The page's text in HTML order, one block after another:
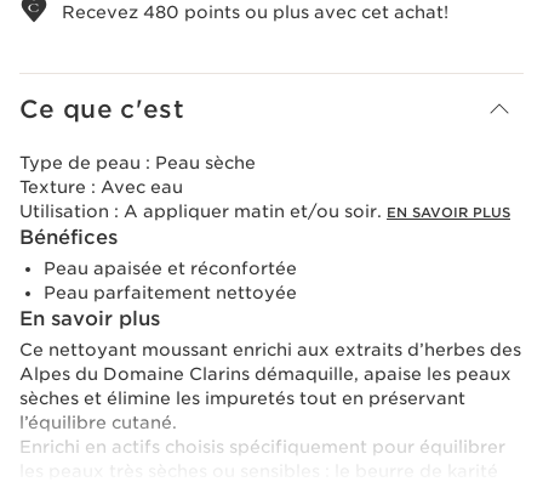
Recevez 480 points ou plus avec cet achat!
Ce que c'est
Type de peau : Peau sèche
Texture : Avec eau
Utilisation : A appliquer matin et/ou soir. EN SAVOIR PLUS
Bénéfices
Peau apaisée et réconfortée
Peau parfaitement nettoyée
En savoir plus
Ce nettoyant moussant enrichi aux extraits d’herbes des
Alpes du Domaine Clarins démaquille, apaise les peaux
sèches et élimine les impuretés tout en préservant
l’équilibre cutané.
Enrichi en actifs choisis spécifiquement pour équilibrer